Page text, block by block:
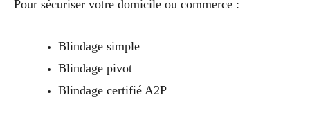
Pour sécuriser votre domicile ou commerce :
Blindage simple
Blindage pivot
Blindage certifié A2P